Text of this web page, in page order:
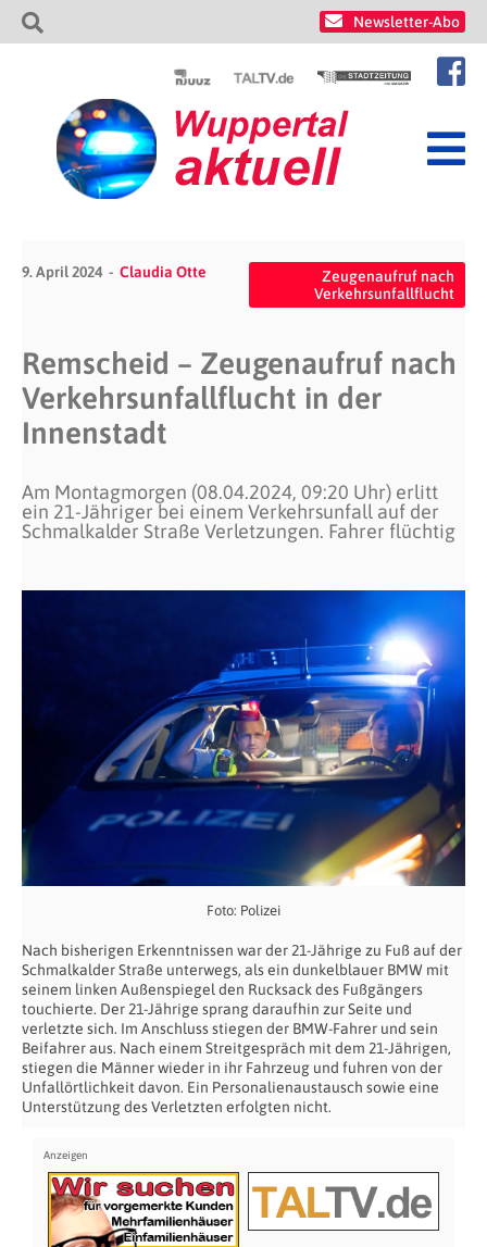
Newsletter-Abo
9. April 2024 Claudia Otte
Zeugenaufruf nach
Verkehrsunfallflucht
Remscheid – Zeugenaufruf nach
Verkehrsunfallflucht in der
Innenstadt
Am Montagmorgen (08.04.2024, 09:20 Uhr) erlitt
ein 21-Jähriger bei einem Verkehrsunfall auf der
Schmalkalder Straße Verletzungen. Fahrer flüchtig
Foto: Polizei
Nach bisherigen Erkenntnissen war der 21-Jährige zu Fuß auf der
Schmalkalder Straße unterwegs, als ein dunkelblauer BMW mit
seinem linken Außenspiegel den Rucksack des Fußgängers
touchierte. Der 21-Jährige sprang daraufhin zur Seite und
verletzte sich. Im Anschluss stiegen der BMW-Fahrer und sein
Beifahrer aus. Nach einem Streitgespräch mit dem 21-Jährigen,
stiegen die Männer wieder in ihr Fahrzeug und fuhren von der
Unfallörtlichkeit davon. Ein Personalienaustausch sowie eine
Unterstützung des Verletzten erfolgten nicht.